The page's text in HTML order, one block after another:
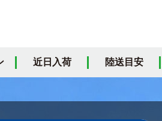
近日入荷 陸送目安